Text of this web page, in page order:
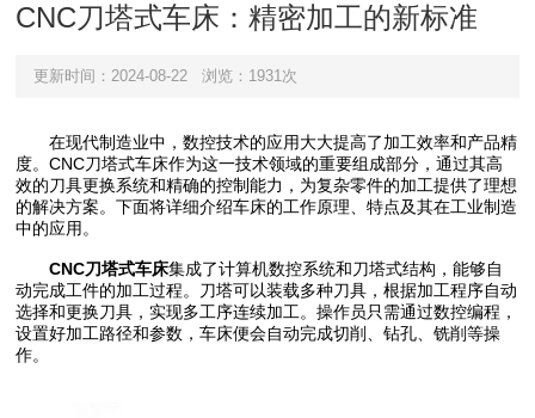
CNC刀塔式车床：精密加工的新标准
更新时间：2024-08-22 浏览：1931次
在现代制造业中，数控技术的应用大大提高了加工效率和产品精
度。CNC刀塔式车床作为这一技术领域的重要组成部分，通过其高
效的刀具更换系统和精确的控制能力，为复杂零件的加工提供了理想
的解决方案。下面将详细介绍车床的工作原理、特点及其在工业制造
中的应用。
CNC刀塔式车床集成了计算机数控系统和刀塔式结构，能够自
动完成工件的加工过程。刀塔可以装载多种刀具，根据加工程序自动
选择和更换刀具，实现多工序连续加工。操作员只需通过数控编程，
设置好加工路径和参数，车床便会自动完成切削、钻孔、铣削等操
作。